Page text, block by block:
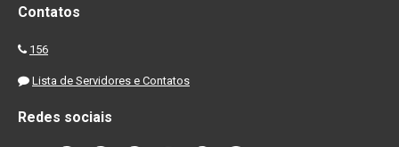
Contatos
156
Lista de Servidores e Contatos
Redes sociais